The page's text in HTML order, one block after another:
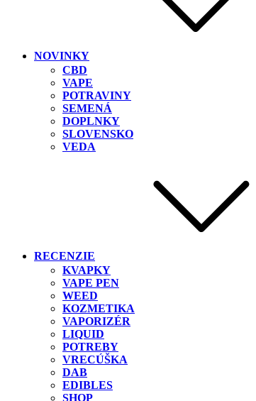
NOVINKY
CBD
VAPE
POTRAVINY
SEMENÁ
DOPLNKY
SLOVENSKO
VEDA
RECENZIE
KVAPKY
VAPE PEN
WEED
KOZMETIKA
VAPORIZÉR
LIQUID
POTREBY
VRECÚŠKA
DAB
EDIBLES
SHOP